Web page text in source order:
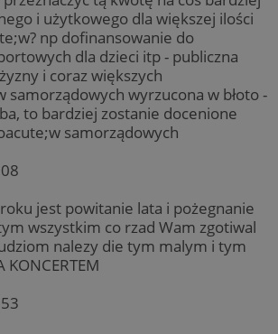
i użytkowego dla większej ilości
np dofinansowanie do
dla dzieci itp - publiczna
i coraz większych
samorządowych wyrzucona w błoto -
to bardziej zostanie docenione
samorządowych
jest powitanie lata i pożegnanie
wszystkim co rzad Wam zgotiwal
nalezy die tym malym i tym
KONCERTEM